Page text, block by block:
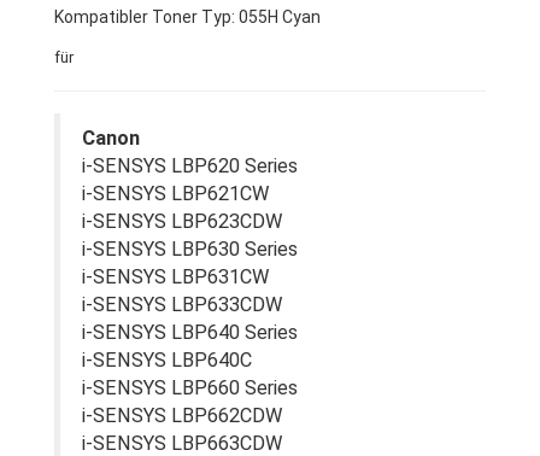
Kompatibler Toner Typ: 055H Cyan
für
Canon
i-SENSYS LBP620 Series
i-SENSYS LBP621CW
i-SENSYS LBP623CDW
i-SENSYS LBP630 Series
i-SENSYS LBP631CW
i-SENSYS LBP633CDW
i-SENSYS LBP640 Series
i-SENSYS LBP640C
i-SENSYS LBP660 Series
i-SENSYS LBP662CDW
i-SENSYS LBP663CDW